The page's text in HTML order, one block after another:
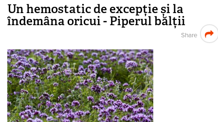
Un hemostatic de excepție și la
îndemâna oricui - Piperul bălții
Share